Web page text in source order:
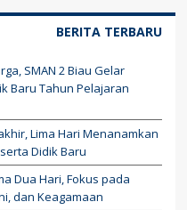
BERITA TERBARU
SMAN 2 Biau Gelar
Baru Tahun Pelajaran
Lima Hari Menanamkan
Didik Baru
Dua Hari, Fokus pada
dan Keagamaan